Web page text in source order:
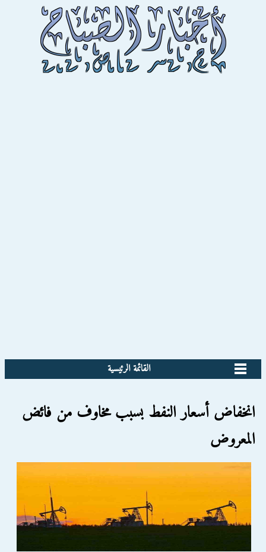
القائمة الرئيسية
انخفاض أسعار النفط بسبب مخاوف من فائض
المعروض